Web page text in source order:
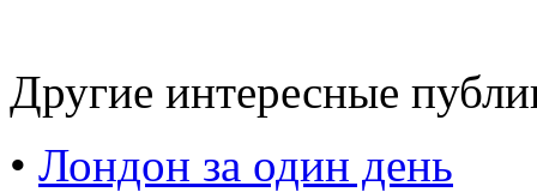
Другие интересные
• Лондон за один день